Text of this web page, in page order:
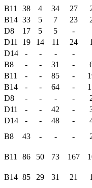
B11 38 4 34 27
B14 33 5 7 23
D8 17 5 5
-
D11 19 14 11 24
D14 - - -
-
B8 - - 31 -
B11 - - 85 -
B14 - - 64 -
D8 - - - -
D11 - - 42 -
D14 - - 48 -
B8 43 - - -
B11 86 50 73 167
B14 85 29 31 21